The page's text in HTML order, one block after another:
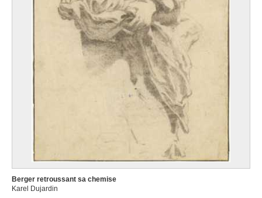
Berger retroussant sa chemise
Karel Dujardin